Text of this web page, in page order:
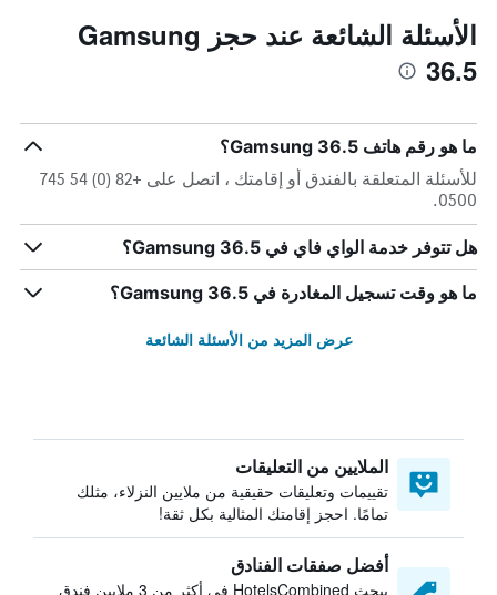
الأسئلة الشائعة عند حجز Gamsung
36.5
ما هو رقم هاتف Gamsung 36.5؟
للأسئلة المتعلقة بالفندق أو إقامتك ، اتصل على +82 (0) 54 745
0500.
هل تتوفر خدمة الواي فاي في Gamsung 36.5؟
ما هو وقت تسجيل المغادرة في Gamsung 36.5؟
عرض المزيد من الأسئلة الشائعة
الملايين من التعليقات
تقييمات وتعليقات حقيقية من ملايين النزلاء، مثلك
تمامًا. احجز إقامتك المثالية بكل ثقة!
أفضل صفقات الفنادق
يبحث HotelsCombined في أكثر من 3 ملايين فندق